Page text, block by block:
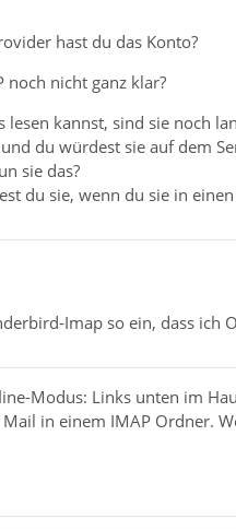
hast du das Konto?
noch nicht ganz klar?
lesen kannst, sind sie noch
du würdest sie auf dem
sie das?
du sie, wenn du sie in
Imap so ein, dass ich
Modus: Links unten im
in einem IMAP Ordner.